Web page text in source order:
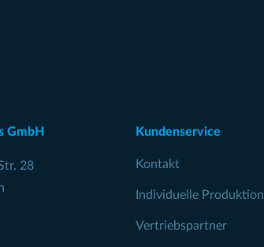
GmbH
28
Kundenservice
Kontakt
Individuelle Produktion
Vertriebspartner